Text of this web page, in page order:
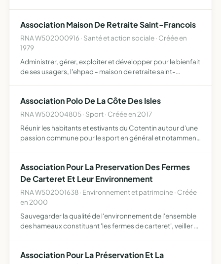
Association Maison De Retraite Saint-Francois
RNA W502000916 · Santé et action sociale · Créée en
1979
Administrer, gérer, exploiter et développer pour le bienfait
de ses usagers, l'ehpad - maison de retraite saint-
Association Polo De La Côte Des Isles
RNA W502004805 · Sport · Créée en 2017
Réunir les habitants et estivants du Cotentin autour d'une
passion commune pour le sport en général et notamment
Association Pour La Preservation Des Fermes
De Carteret Et Leur Environnement
RNA W502001638 · Environnement et patrimoine · Créée
en 2000
Sauvegarder la qualité de l'environnement de l'ensemble
des hameaux constituant 'les fermes de carteret', veiller à
Association Pour La Préservation Et La